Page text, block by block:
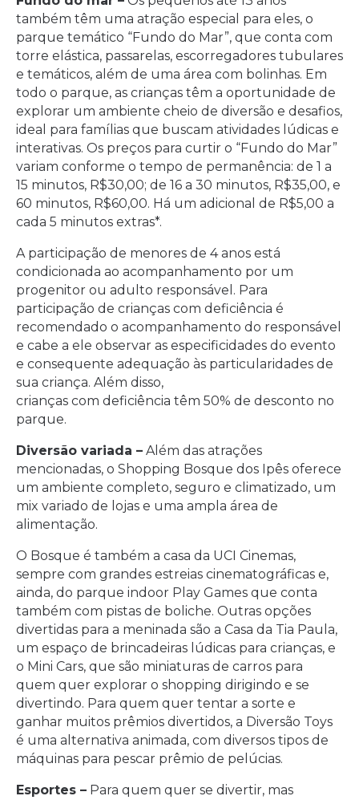
também têm uma atração especial para eles, o
parque temático “Fundo do Mar”, que conta com
torre elástica, passarelas, escorregadores tubulares
e temáticos, além de uma área com bolinhas. Em
todo o parque, as crianças têm a oportunidade de
explorar um ambiente cheio de diversão e desafios,
ideal para famílias que buscam atividades lúdicas e
interativas. Os preços para curtir o “Fundo do Mar”
variam conforme o tempo de permanência: de 1 a
15 minutos, R$30,00; de 16 a 30 minutos, R$35,00, e
60 minutos, R$60,00. Há um adicional de R$5,00 a
cada 5 minutos extras*.
A participação de menores de 4 anos está
condicionada ao acompanhamento por um
progenitor ou adulto responsável. Para
participação de crianças com deficiência é
recomendado o acompanhamento do responsável
e cabe a ele observar as especificidades do evento
e consequente adequação às particularidades de
sua criança. Além disso,
crianças com deficiência têm 50% de desconto no
parque.
Diversão variada – Além das atrações
mencionadas, o Shopping Bosque dos Ipês oferece
um ambiente completo, seguro e climatizado, um
mix variado de lojas e uma ampla área de
alimentação.
O Bosque é também a casa da UCI Cinemas,
sempre com grandes estreias cinematográficas e,
ainda, do parque indoor Play Games que conta
também com pistas de boliche. Outras opções
divertidas para a meninada são a Casa da Tia Paula,
um espaço de brincadeiras lúdicas para crianças, e
o Mini Cars, que são miniaturas de carros para
quem quer explorar o shopping dirigindo e se
divertindo. Para quem quer tentar a sorte e
ganhar muitos prêmios divertidos, a Diversão Toys
é uma alternativa animada, com diversos tipos de
máquinas para pescar prêmio de pelúcias.
Esportes – Para quem quer se divertir, mas